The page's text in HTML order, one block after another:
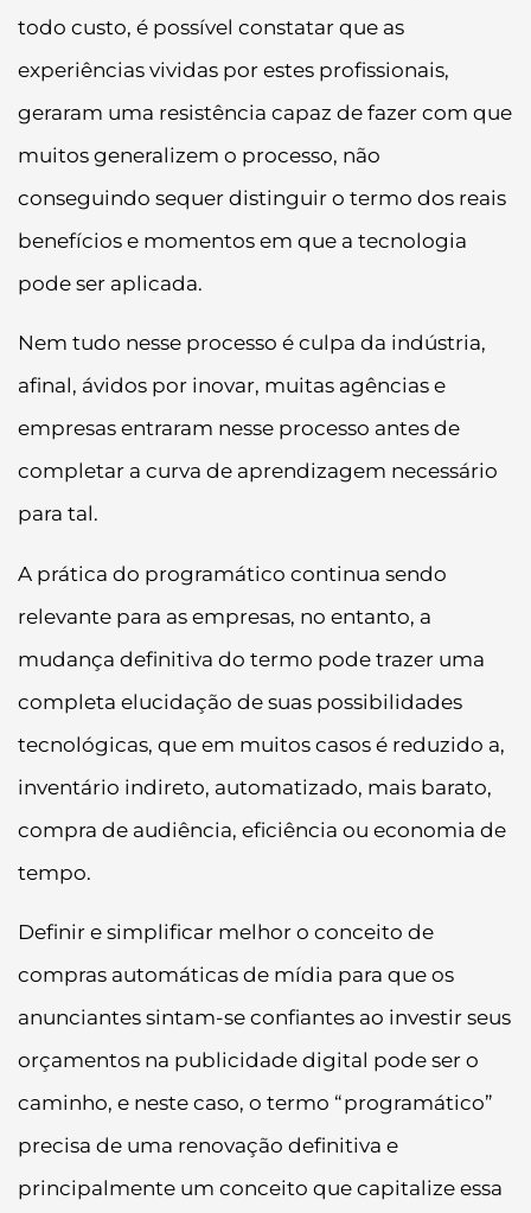
todo custo, é possível constatar que as
experiências vividas por estes profissionais,
geraram uma resistência capaz de fazer com que
muitos generalizem o processo, não
conseguindo sequer distinguir o termo dos reais
benefícios e momentos em que a tecnologia
pode ser aplicada.
Nem tudo nesse processo é culpa da indústria,
afinal, ávidos por inovar, muitas agências e
empresas entraram nesse processo antes de
completar a curva de aprendizagem necessário
para tal.
A prática do programático continua sendo
relevante para as empresas, no entanto, a
mudança definitiva do termo pode trazer uma
completa elucidação de suas possibilidades
tecnológicas, que em muitos casos é reduzido a,
inventário indireto, automatizado, mais barato,
compra de audiência, eficiência ou economia de
tempo.
Definir e simplificar melhor o conceito de
compras automáticas de mídia para que os
anunciantes sintam-se confiantes ao investir seus
orçamentos na publicidade digital pode ser o
caminho, e neste caso, o termo “programático”
precisa de uma renovação definitiva e
principalmente um conceito que capitalize essa